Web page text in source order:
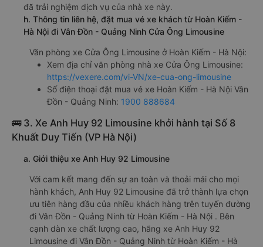
đã trải nghiệm dịch vụ của nhà xe này.
h. Thông tin liên hệ, đặt mua vé xe khách từ Hoàn Kiếm -
Hà Nội đi Vân Đồn - Quảng Ninh Cửa Ông Limousine
Văn phòng xe Cửa Ông Limousine ở Hoàn Kiếm - Hà Nội:
Xem địa chỉ văn phòng nhà xe Cửa Ông Limousine:
https://vexere.com/vi-VN/xe-cua-ong-limousine
Số điện thoại đặt mua vé xe Hoàn Kiếm - Hà Nội Vân
Đồn - Quảng Ninh: 1900 888684
🚌 3. Xe Anh Huy 92 Limousine khởi hành tại Số 8
Khuất Duy Tiến (VP Hà Nội)
a. Giới thiệu xe Anh Huy 92 Limousine
Với cam kết mang đến sự an toàn và thoải mái cho mọi
hành khách, Anh Huy 92 Limousine đã trở thành lựa chọn
ưu tiên hàng đầu của nhiều khách hàng trên tuyến đường
đi Vân Đồn - Quảng Ninh từ Hoàn Kiếm - Hà Nội . Bên
cạnh dàn xe chất lượng cao, hãng xe Anh Huy 92
Limousine đi Vân Đồn - Quảng Ninh từ Hoàn Kiếm - Hà